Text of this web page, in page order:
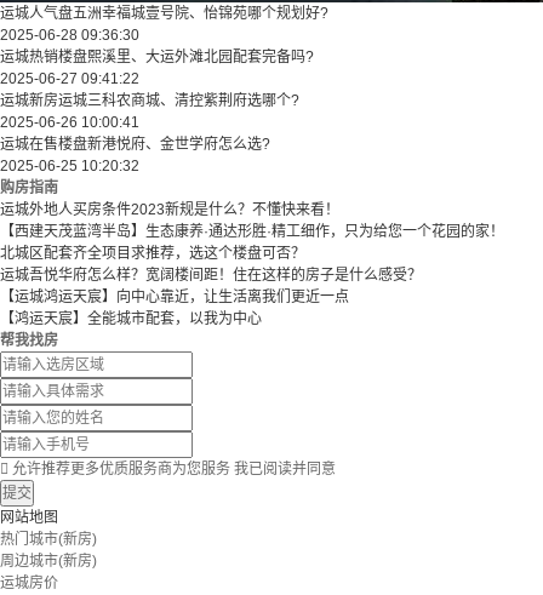
运城人气盘五洲幸福城壹号院、怡锦苑哪个规划好?
2025-06-28 09:36:30
运城热销楼盘熙溪里、大运外滩北园配套完备吗?
2025-06-27 09:41:22
运城新房运城三科农商城、清控紫荆府选哪个?
2025-06-26 10:00:41
运城在售楼盘新港悦府、金世学府怎么选?
2025-06-25 10:20:32
购房指南
运城外地人买房条件2023新规是什么？不懂快来看！
【西建天茂蓝湾半岛】生态康养·通达形胜·精工细作，只为给您一个花园的家！
北城区配套齐全项目求推荐，选这个楼盘可否？
运城吾悦华府怎么样？宽阔楼间距！住在这样的房子是什么感受？
【运城鸿运天宸】向中心靠近，让生活离我们更近一点
【鸿运天宸】全能城市配套，以我为中心
帮我找房
 允许推荐更多优质服务商为您服务 我已阅读并同意
提交
网站地图
热门城市(新房)
周边城市(新房)
运城房价